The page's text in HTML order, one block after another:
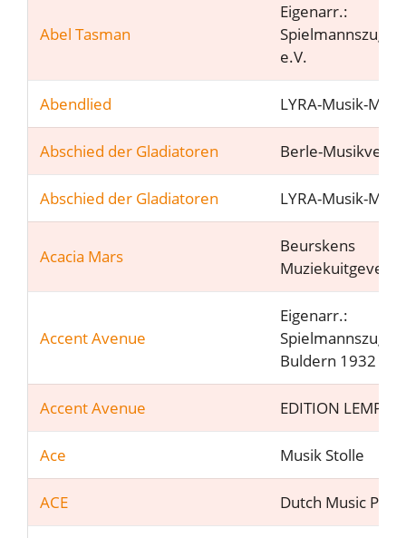
Abel Tasman
Eigenarr.:
Spielmannszug
e.V.
Abendlied LYRA-Musik-
Abschied der Gladiatoren Berle-
Abschied der Gladiatoren LYRA-Musik-
Acacia Mars
Beurskens
Muziekuitgeveij
Accent Avenue
Eigenarr.:
Spielmannszug
Buldern 1932
Accent Avenue EDITION
Ace Musik Stolle
ACE Dutch Music